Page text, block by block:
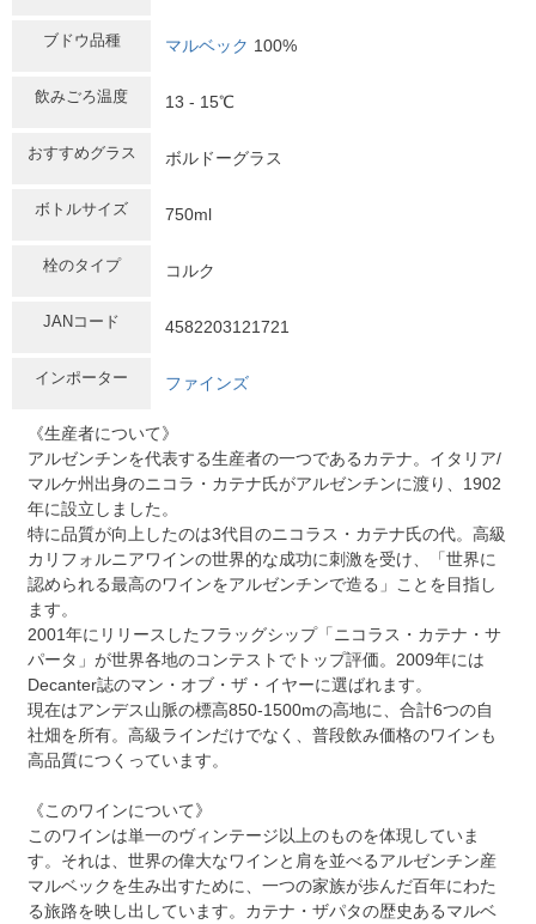
ブドウ品種 マルベック 100%
飲みごろ温度 13 - 15℃
おすすめグラス ボルドーグラス
ボトルサイズ 750ml
栓のタイプ コルク
JANコード 4582203121721
インポーター ファインズ
《生産者について》
アルゼンチンを代表する生産者の一つであるカテナ。イタリア/
マルケ州出身のニコラ・カテナ氏がアルゼンチンに渡り、1902
年に設立しました。
特に品質が向上したのは3代目のニコラス・カテナ氏の代。高級
カリフォルニアワインの世界的な成功に刺激を受け、「世界に
認められる最高のワインをアルゼンチンで造る」ことを目指し
ます。
2001年にリリースしたフラッグシップ「ニコラス・カテナ・サ
パータ」が世界各地のコンテストでトップ評価。2009年には
Decanter誌のマン・オブ・ザ・イヤーに選ばれます。
現在はアンデス山脈の標高850-1500mの高地に、合計6つの自
社畑を所有。高級ラインだけでなく、普段飲み価格のワインも
高品質につくっています。
《このワインについて》
このワインは単一のヴィンテージ以上のものを体現していま
す。それは、世界の偉大なワインと肩を並べるアルゼンチン産
マルベックを生み出すために、一つの家族が歩んだ百年にわた
る旅路を映し出しています。カテナ・ザパタの歴史あるマルベ